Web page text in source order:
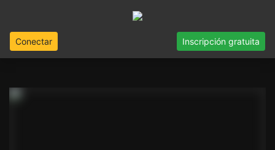
Conectar Inscripción gratuita